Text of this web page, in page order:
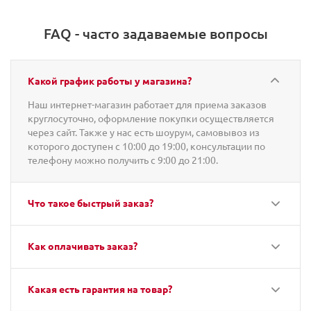
FAQ - часто задаваемые вопросы
Какой график работы у магазина?
Наш интернет-магазин работает для приема заказов
круглосуточно, оформление покупки осуществляется
через сайт. Также у нас есть шоурум, самовывоз из
которого доступен с 10:00 до 19:00, консультации по
телефону можно получить с 9:00 до 21:00.
Что такое быстрый заказ?
Как оплачивать заказ?
Какая есть гарантия на товар?